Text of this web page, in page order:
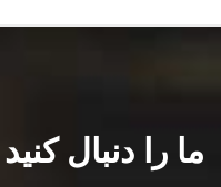
ما را دنبال کنید